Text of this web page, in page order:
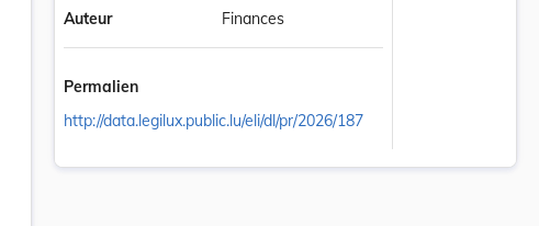
Auteur
Finances
Permalien
http://data.legilux.public.lu/eli/dl/pr/2026/187